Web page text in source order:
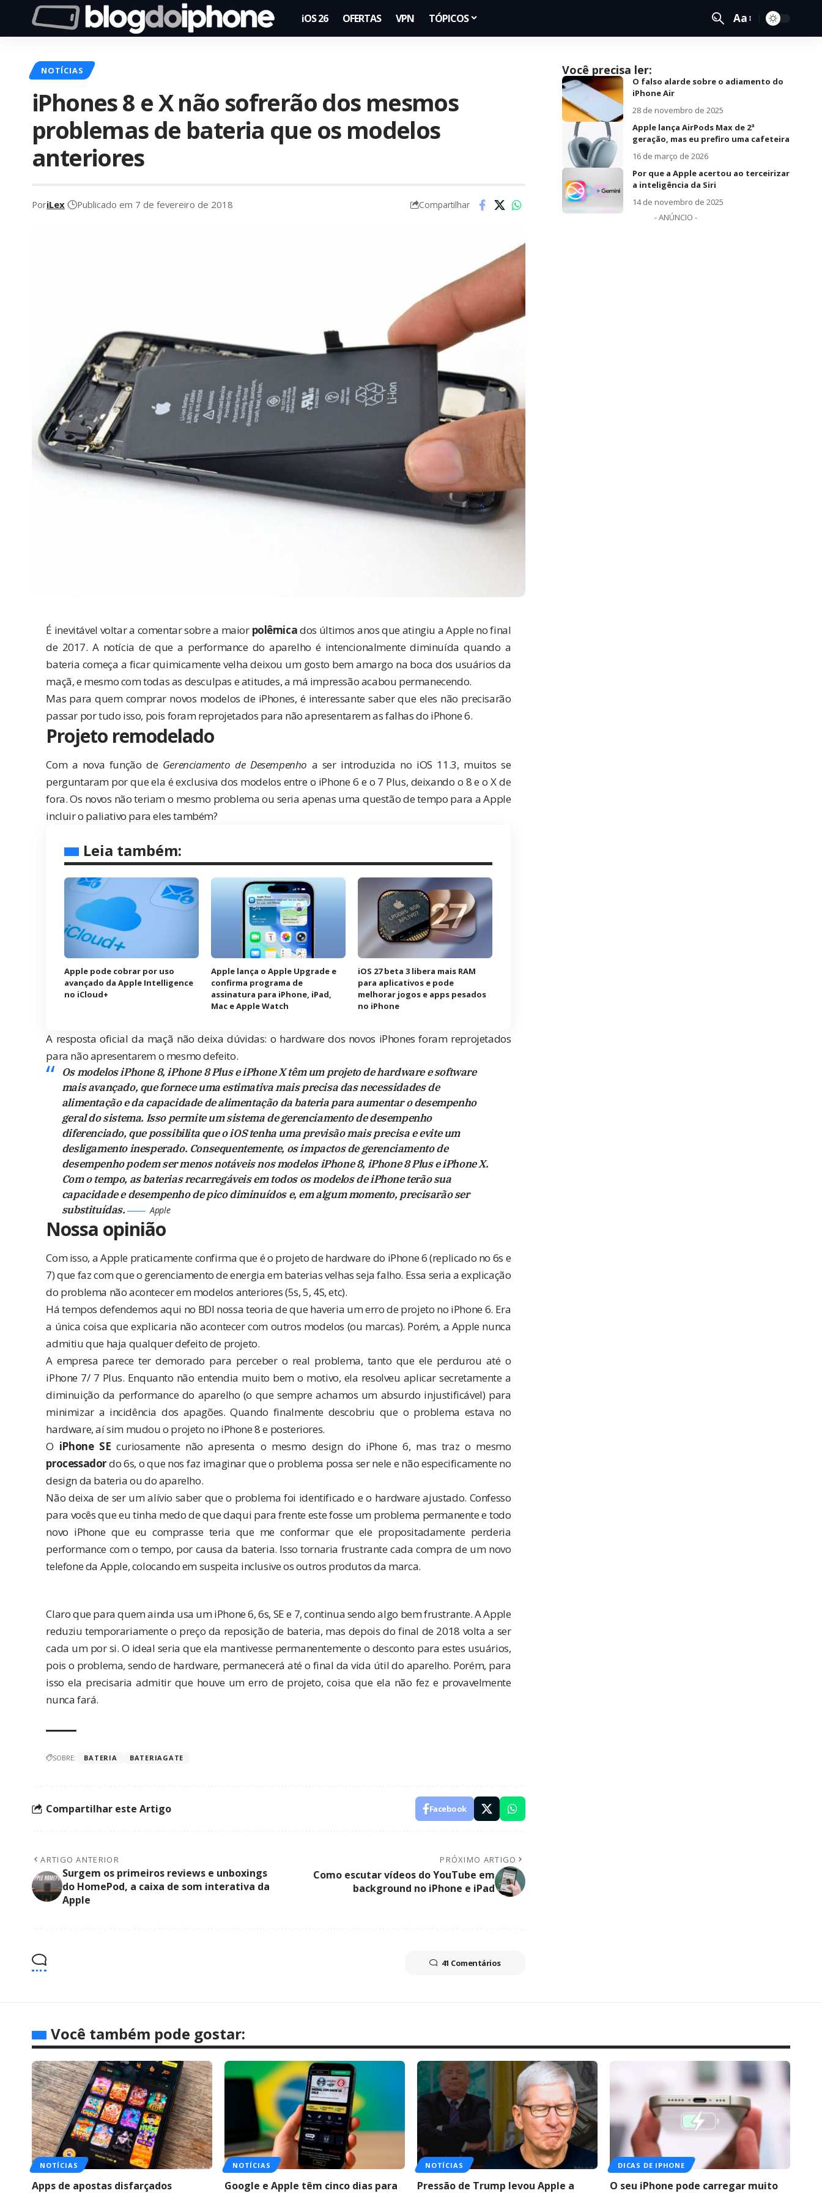
iOS 26 OFERTAS VPN TÓPICOS Aa
NOTÍCIAS
iPhones 8 e X não sofrerão dos mesmos
problemas de bateria que os modelos
anteriores
PoriLex Publicado em 7 de fevereiro de 2018 Compartilhar
É inevitável voltar a comentar sobre a maior polêmicados últimos anos que atingiu a Apple no final
de 2017. A notícia de que a performance do aparelho é intencionalmente diminuída quando a
bateria começa a ficar quimicamente velha deixou um gosto bem amargo na boca dos usuários da
maçã, e mesmo com todas as desculpas eatitudes, a má impressão acabou permanecendo.
Mas para quem comprar novos modelos de iPhones, é interessante saber que eles não precisarão
passar por tudo isso, pois foram reprojetados para não apresentarem as falhas do iPhone 6.
Projeto remodelado
Com a nova função de Gerenciamento de Desempenho a ser introduzida no iOS 11.3, muitos se
perguntaram por que ela é exclusiva dos modelos entre o iPhone 6 e o 7 Plus, deixando o 8 e o X de
fora. Os novos não teriam o mesmo problema ou seria apenas uma questão de tempo para a Apple
incluir o paliativo para eles também?
Leia também:
Apple pode cobrar por uso
avançado da Apple Intelligence
no iCloud+
Apple lança o Apple Upgrade e
confirma programa de
assinatura para iPhone, iPad,
Mac e Apple Watch
iOS 27 beta 3 libera mais RAM
para aplicativos e pode
melhorar jogos e apps pesados
no iPhone
A resposta oficial da maçã não deixa dúvidas: o hardware dos novos iPhones foram reprojetados
para não apresentarem o mesmo defeito.
Os modelos iPhone 8, iPhone 8 Plus e iPhone X têm um projeto de hardware e software
mais avançado, que fornece uma estimativa mais precisa das necessidades de
alimentação e da capacidade de alimentação da bateria para aumentar o desempenho
geral do sistema. Isso permite um sistema de gerenciamento de desempenho
diferenciado, que possibilita que o iOS tenha uma previsão mais precisa e evite um
desligamento inesperado. Consequentemente, os impactos de gerenciamento de
desempenho podem ser menos notáveis nos modelos iPhone 8, iPhone 8 Plus e iPhone X.
Com o tempo, as baterias recarregáveis em todos os modelos de iPhone terão sua
capacidade e desempenho de pico diminuídos e, em algum momento, precisarão ser
substituídas.
Apple
Nossa opinião
Com isso, a Apple praticamente confirma que é o projeto de hardware do iPhone 6 (replicado no 6s e
7) que faz com que o gerenciamento de energia em baterias velhas seja falho. Essa seria a explicação
do problema não acontecer em modelos anteriores (5s, 5, 4S, etc).
Há tempos defendemos aqui no BDI nossa teoria de que haveria um erro de projeto no iPhone 6. Era
a única coisa que explicaria não acontecer com outros modelos (ou marcas). Porém, a Apple nunca
admitiu que haja qualquer defeito de projeto.
A empresa parece ter demorado para perceber o real problema, tanto que ele perdurou até o
iPhone 7/ 7 Plus. Enquanto não entendia muito bem o motivo, ela resolveu aplicar secretamente a
diminuição da performance do aparelho (o que sempre achamos um absurdo injustificável) para
minimizar a incidência dos apagões. Quando finalmente descobriu que o problema estava no
hardware, aí sim mudou o projeto no iPhone 8 e posteriores.
O iPhone SE curiosamente não apresenta o mesmo design do iPhone 6, mas traz o mesmo
processadordo 6s, o que nos faz imaginar que o problema possa ser nele e não especificamente no
design da bateria ou do aparelho.
Não deixa de ser um alívio saber que o problema foi identificado e o hardware ajustado. Confesso
para vocês que eu tinha medo de que daqui para frente este fosse um problema permanente e todo
novo iPhone que eu comprasse teria que me conformar que ele propositadamente perderia
performance com o tempo, por causa da bateria. Isso tornaria frustrante cada compra de um novo
telefone da Apple, colocando em suspeita inclusive os outros produtos da marca.
Claro que para quem ainda usa um iPhone 6, 6s, SE e 7, continua sendo algo bem frustrante. A Apple
reduziu temporariamente o preço da reposição de bateria, mas depois do final de 2018 volta a ser
cada um por si. O ideal seria que ela mantivesse permanentemente o desconto para estes usuários,
pois o problema, sendo de hardware, permanecerá até o final da vida útil do aparelho. Porém, para
isso ela precisaria admitir que houve um erro de projeto, coisa que ela não fez e provavelmente
nunca fará.
SOBRE: BATERIA BATERIAGATE
Compartilhar este Artigo Facebook
ARTIGO ANTERIOR
Surgem os primeiros reviews e unboxings
do HomePod, a caixa de som interativa da
Apple
PRÓXIMO ARTIGO
Como escutar vídeos do YouTube em
background no iPhone e iPad
41 Comentários
Você precisa ler:
O falso alarde sobre o adiamento do
iPhone Air
28 de novembro de 2025
Apple lança AirPods Max de 2ª
geração, mas eu prefiro uma cafeteira
16 de março de 2026
Por que a Apple acertou ao terceirizar
a inteligência da Siri
14 de novembro de 2025
- ANÚNCIO -
Você também pode gostar:
NOTÍCIAS
Apps de apostas disfarçados
NOTÍCIAS
Google e Apple têm cinco dias para
NOTÍCIAS
Pressão de Trump levou Apple a
DICAS DE IPHONE
O seu iPhone pode carregar muito